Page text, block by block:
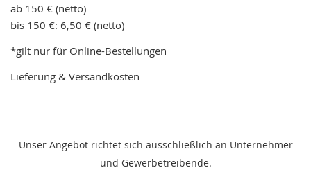
ab 150 € (netto)
bis 150 €: 6,50 € (netto)
*gilt nur für Online-Bestellungen
Lieferung & Versandkosten
Unser Angebot richtet sich ausschließlich an Unternehmer
und Gewerbetreibende.